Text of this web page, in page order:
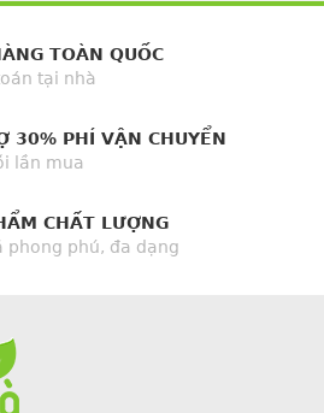
TOÀN QUỐC
tại nhà
30% PHÍ VẬN CHUYỂN
lần mua
CHẤT LƯỢNG
phong phú, đa dạng